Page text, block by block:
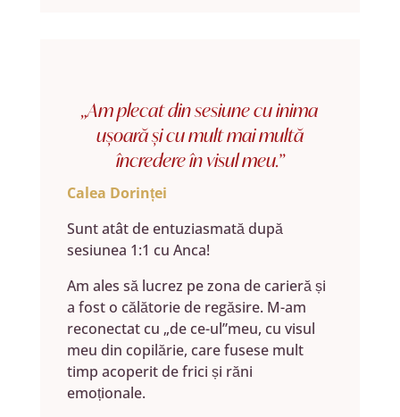
„Am plecat din sesiune cu inima
ușoară și cu mult mai multă
încredere în visul meu.”
Calea Dorinței
Sunt atât de entuziasmată după
sesiunea 1:1 cu Anca!
Am ales să lucrez pe zona de carieră și
a fost o călătorie de regăsire. M-am
reconectat cu „de ce-ul”meu, cu visul
meu din copilărie, care fusese mult
timp acoperit de frici și răni
emoționale.